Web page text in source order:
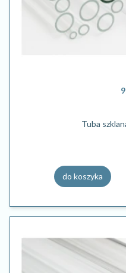
Tuba
do koszyka